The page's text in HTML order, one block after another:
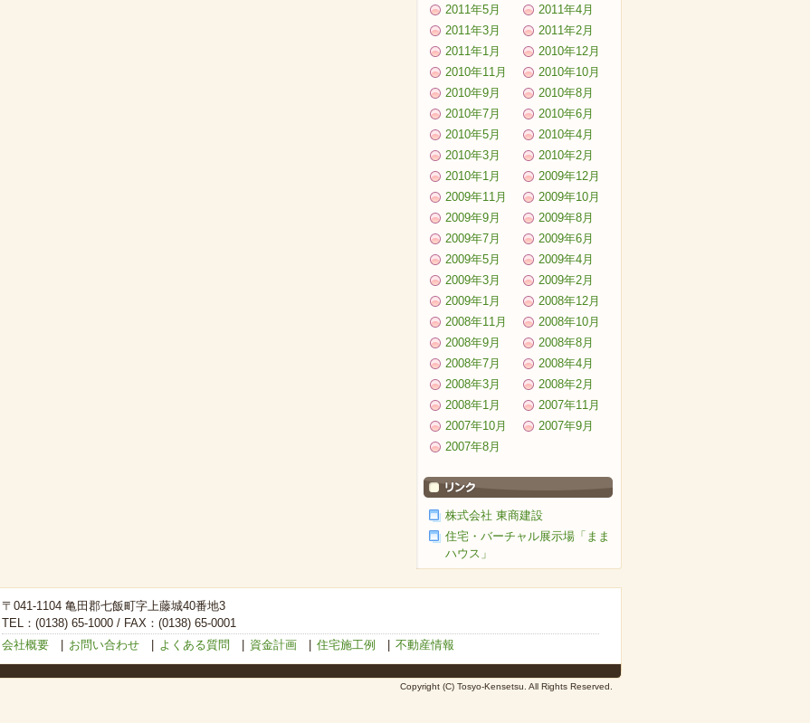
2011年5月
2011年4月
2011年3月
2011年2月
2011年1月
2010年12月
2010年11月
2010年10月
2010年9月
2010年8月
2010年7月
2010年6月
2010年5月
2010年4月
2010年3月
2010年2月
2010年1月
2009年12月
2009年11月
2009年10月
2009年9月
2009年8月
2009年7月
2009年6月
2009年5月
2009年4月
2009年3月
2009年2月
2009年1月
2008年12月
2008年11月
2008年10月
2008年9月
2008年8月
2008年7月
2008年4月
2008年3月
2008年2月
2008年1月
2007年11月
2007年10月
2007年9月
2007年8月
株式会社 東商建設
住宅・バーチャル展示場「まま
ハウス」
〒041-1104 亀田郡七飯町字上藤城40番地3
TEL：(0138) 65-1000 / FAX：(0138) 65-0001
会社概要| お問い合わせ| よくある質問 資金計画| 住宅施工例 不動産情報
Copyright (C) Tosyo-Kensetsu. All Rights Reserved.